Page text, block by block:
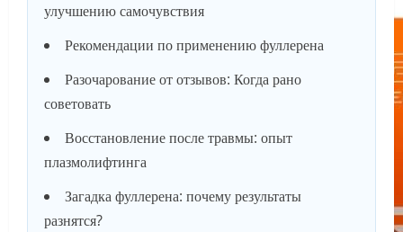
улучшению самочувствия
Рекомендации по применению фуллерена
Разочарование от отзывов: Когда рано
советовать
Восстановление после травмы: опыт
плазмолифтинга
Загадка фуллерена: почему результаты
разнятся?